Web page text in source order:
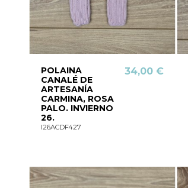
POLAINA
CANALÉ DE
ARTESANÍA
CARMINA, ROSA
PALO. INVIERNO
26.
I26ACDF427
34,00 €